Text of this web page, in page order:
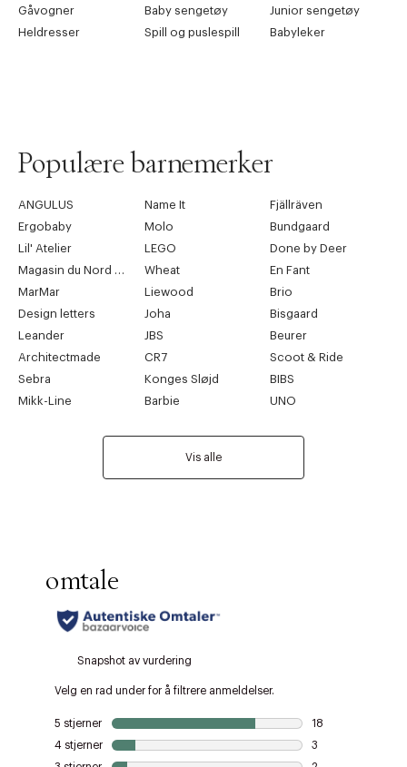
Gåvogner Baby sengetøy
Junior sengetøy
Heldresser
Spill og puslespill Babyleker
Populære barnemerker
ANGULUS Name It
Fjällräven
Ergobaby
Molo
Bundgaard
Lil' Atelier
LEGO
Done by Deer
Wheat
En Fant
MarMar
Liewood
Brio
Design letters
Joha
Bisgaard
Leander
JBS
Beurer
Architectmade
CR7
Scoot & Ride
Sebra
Konges Sløjd
BIBS
Mikk-Line
Barbie UNO
Vis alle